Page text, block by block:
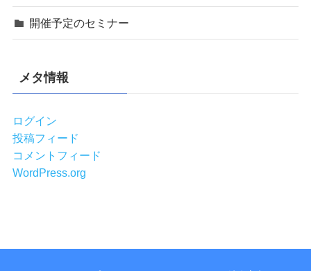
開催予定のセミナー
メタ情報
ログイン
投稿フィード
コメントフィード
WordPress.org